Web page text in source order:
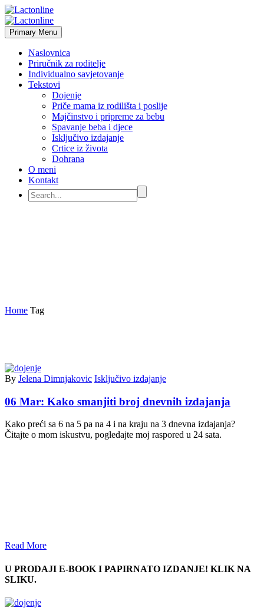
Primary Menu
Naslovnica
Priručnik za roditelje
Individualno savjetovanje
Tekstovi
Dojenje
Priče mama iz rodilišta i poslije
Majčinstvo i pripreme za bebu
Spavanje beba i djece
Isključivo izdajanje
Crtice iz života
Dohrana
O meni
Kontakt
Home Tag
By Jelena Dimnjakovic Isključivo izdajanje
06 Mar: Kako smanjiti broj dnevnih izdajanja
Kako preći sa 6 na 5 pa na 4 i na kraju na 3 dnevna izdajanja?
Čitajte o mom iskustvu, pogledajte moj raspored u 24 sata.
Read More
U PRODAJI E-BOOK I PAPIRNATO IZDANJE! KLIK NA
SLIKU.